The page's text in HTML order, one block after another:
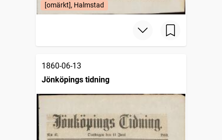
[omärkt], Halmstad
1860-06-13
Jönköpings tidning